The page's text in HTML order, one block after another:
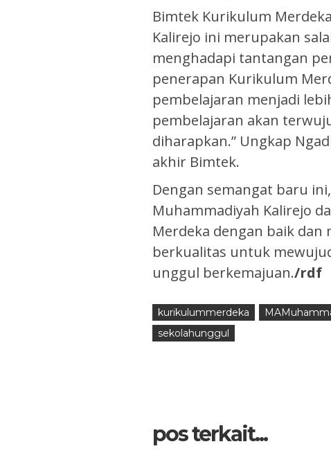
Bimtek Kurikulum
Kalirejo ini merupakan
menghadapi tantangan
penerapan Kurikulum
pembelajaran menjadi
pembelajaran akan
diharapkan.” Ungkap
akhir Bimtek.
Dengan semangat baru
Muhammadiyah Kalirejo
Merdeka dengan baik
berkualitas untuk
unggul berkemajuan./rdf
kurikulummerdeka
sekolahunggul
pos terkait...